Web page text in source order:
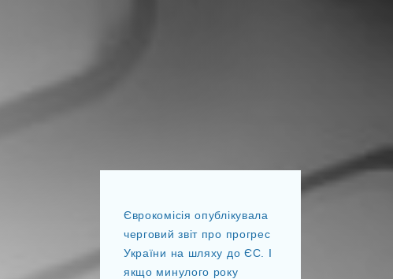
Єврокомісія опублікувала
черговий звіт про прогрес
України на шляху до ЄС. І
якщо минулого року